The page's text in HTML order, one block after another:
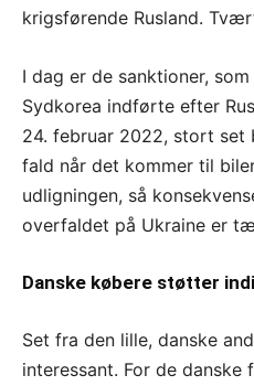
krigsførende Rusland.
I dag er de sanktioner,
Sydkorea indførte efter
24. februar 2022, stort set
fald når det kommer til
udligningen, så
overfaldet på Ukraine er
Danske købere støtter
Set fra den lille, danske
interessant. For de